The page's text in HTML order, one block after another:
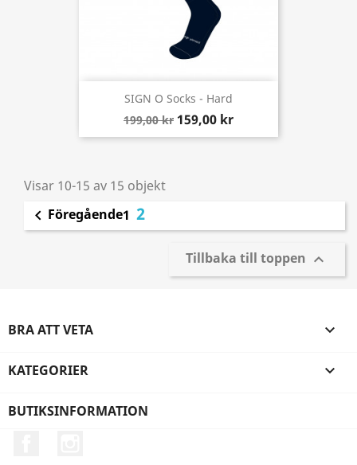
SIGN O Socks - Hard
199,00 kr 159,00 kr
Visar 10-15 av 15 objekt
 Föregående1 2
Tillbaka till toppen 
BRA ATT VETA 
KATEGORIER 
BUTIKSINFORMATION